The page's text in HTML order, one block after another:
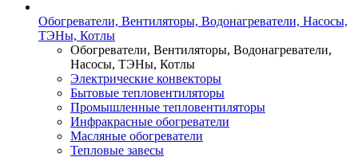
Обогреватели, Вентиляторы, Водонагреватели, Насосы,
ТЭНы, Котлы
Обогреватели, Вентиляторы, Водонагреватели,
Насосы, ТЭНы, Котлы
Электрические конвекторы
Бытовые тепловентиляторы
Промышленные тепловентиляторы
Инфракрасные обогреватели
Масляные обогреватели
Тепловые завесы